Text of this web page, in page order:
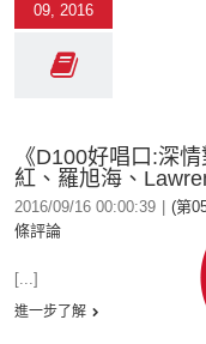
09, 2016
《D100好唱口:深
紅、羅旭海、
2016/09/16 00:00:39 (第
條評論
[...]
進一步了解